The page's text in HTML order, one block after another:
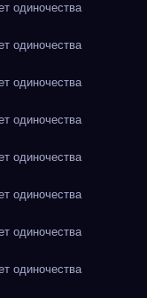
одиночества
одиночества
одиночества
одиночества
одиночества
одиночества
одиночества
одиночества